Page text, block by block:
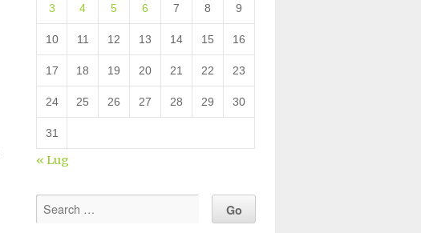
3 4 5 6 7 8 9
10 11 12 13 14 15 16
17 18 19 20 21 22 23
24 25 26 27 28 29 30
31
« Lug